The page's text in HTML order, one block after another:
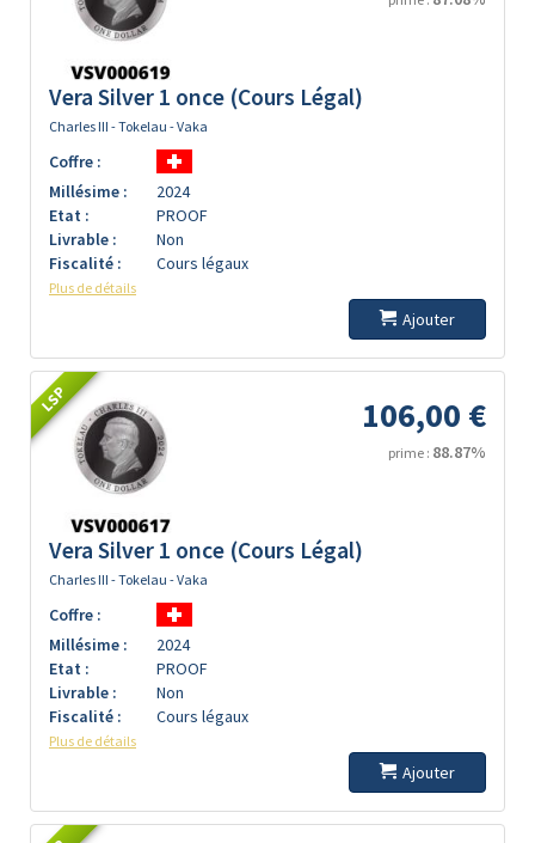
Vera Silver 1 once (Cours Légal)
Charles III - Tokelau - Vaka
Coffre :
Millésime :
2024
Etat :
PROOF
Livrable :
Non
Fiscalité :
Cours légaux
Plus de détails
Ajouter
LSP 106,00 €
prime : 88.87%
Vera Silver 1 once (Cours Légal)
Charles III - Tokelau - Vaka
Coffre :
Millésime :
2024
Etat :
PROOF
Livrable :
Non
Fiscalité :
Cours légaux
Plus de détails
Ajouter